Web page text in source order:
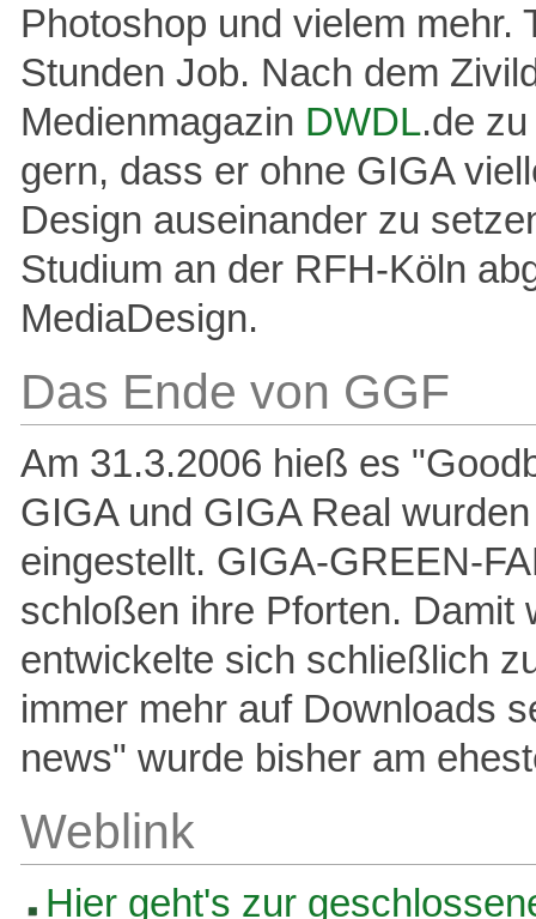
Photoshop und vielem mehr.
Stunden Job. Nach dem
Medienmagazin DWDL.de
gern, dass er ohne GIGA
Design auseinander zu
Studium an der RFH-Köln
MediaDesign.
Das Ende von GGF
Am 31.3.2006 hieß es
GIGA und GIGA Real
eingestellt. GIGA-GREEN-
schloßen ihre Pforten. Damit
entwickelte sich schließlich
immer mehr auf Downloads
news" wurde bisher am
Weblink
Hier geht's zur